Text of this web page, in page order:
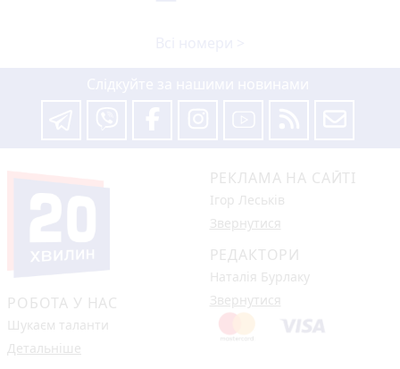
РОБОТА У НАС
Шукаєм таланти
Детальніше
РЕКЛАМА НА САЙТІ
Ігор Леськів
Звернутися
РЕДАКТОРИ
Наталія Бурлаку
Звернутися